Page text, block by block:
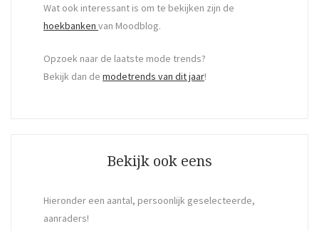
Wat ook interessant is om te bekijken zijn de
hoekbanken van Moodblog.
Opzoek naar de laatste mode trends?
Bekijk dan de modetrends van dit jaar!
Bekijk ook eens
Hieronder een aantal, persoonlijk geselecteerde,
aanraders!